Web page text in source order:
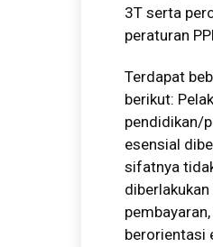
3T serta
peraturan
Terdapat
berikut:
pendidikan/
esensial
sifatnya
berorientasi